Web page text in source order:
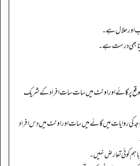
اور حلال ہے۔
بھی درست ہے۔
پر گائے اور اونٹ میں سات سات افراد کے شریک
کی روایات میں گائے میں سات اور اونٹ میں دس افراد
کوئی تعارض نہیں۔